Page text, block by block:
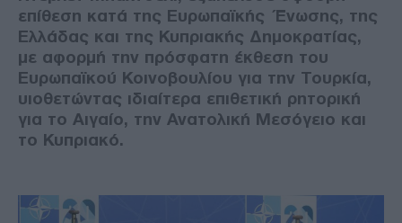
επίθεση κατά της Ευρωπαϊκής Ένωσης, της
Ελλάδας και της Κυπριακής Δημοκρατίας,
με αφορμή την πρόσφατη έκθεση του
Ευρωπαϊκού Κοινοβουλίου για την Τουρκία,
υιοθετώντας ιδιαίτερα επιθετική ρητορική
για το Αιγαίο, την Ανατολική Μεσόγειο και
το Κυπριακό.